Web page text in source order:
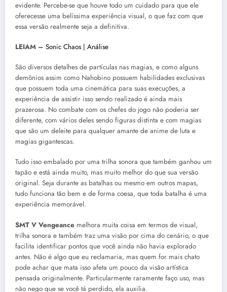
evidente. Percebe-se que houve todo um cuidado para que ele
oferecesse uma belíssima experiência visual, o que faz com que
essa versão realmente seja a definitiva.
LEIAM – Sonic Chaos | Análise
São diversos detalhes de partículas nas magias, e como alguns
demônios assim como Nahobino possuem habilidades exclusivas
que possuem toda uma cinemática para suas execuções, a
experiência de assistir isso sendo realizado é ainda mais
prazerosa. No combate com os chefes do jogo não poderia ser
diferente, com vários deles sendo figuras distinta e com magias
que são um deleite para qualquer amante de anime de luta e
magias gigantescas.
Tudo isso embalado por uma trilha sonora que também ganhou um
tapão e está ainda muito, mas muito melhor do que sua versão
original. Seja durante as batalhas ou mesmo em outros mapas,
tudo funciona tão bem e de forma coesa, que toda batalha é uma
experiência memorável.
SMT V Vengeance melhora muita coisa em termos de visual,
trilha sonora e também traz uma visão por cima do cenário, o que
facilita identificar pontos que você ainda não havia explorado
antes. Não é algo que eu reclamaria, mas quem for mais chato
pode achar que mata isso afeta um pouco da visão artística
pensada originalmente. Particularmente raramente faço uso, mas
não nego que se você tá perdido, ela auxilia.